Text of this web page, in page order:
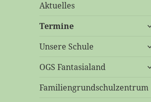
Aktuelles
Termine
Unsere Schule
OGS Fantasialand
Familiengrundschulzentrum